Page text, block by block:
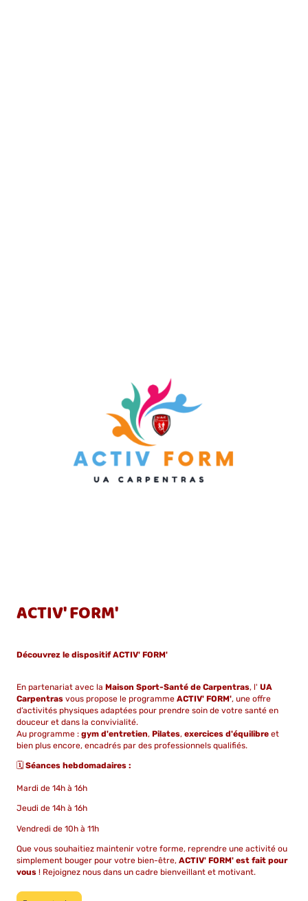
ACTIV' FORM'
Découvrez le dispositif ACTIV' FORM'
En partenariat avec la Maison Sport-Santé de Carpentras, l' UA
Carpentras vous propose le programme ACTIV' FORM', une offre
d’activités physiques adaptées pour prendre soin de votre santé en
douceur et dans la convivialité.
Au programme : gym d'entretien, Pilates, exercices d'équilibre et
bien plus encore, encadrés par des professionnels qualifiés.
🗓️ Séances hebdomadaires :
Mardi de 14h à 16h
Jeudi de 14h à 16h
Vendredi de 10h à 11h
Que vous souhaitiez maintenir votre forme, reprendre une activité ou
simplement bouger pour votre bien-être, ACTIV' FORM' est fait pour
vous ! Rejoignez nous dans un cadre bienveillant et motivant.